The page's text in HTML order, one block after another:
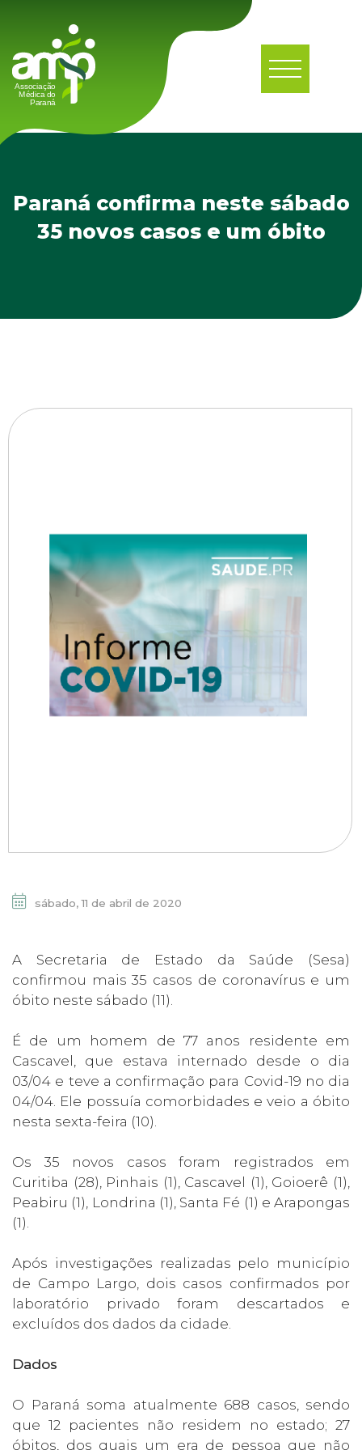
Paraná confirma neste sábado
35 novos casos e um óbito
sábado, 11 de abril de 2020
A Secretaria de Estado da Saúde (Sesa)
confirmou mais 35 casos de coronavírus e um
óbito neste sábado (11).
É de um homem de 77 anos residente em
Cascavel, que estava internado desde o dia
03/04 e teve a confirmação para Covid-19 no dia
04/04. Ele possuía comorbidades e veio a óbito
nesta sexta-feira (10).
Os 35 novos casos foram registrados em
Curitiba (28), Pinhais (1), Cascavel (1), Goioerê (1),
Peabiru (1), Londrina (1), Santa Fé (1) e Arapongas
(1).
Após investigações realizadas pelo município
de Campo Largo, dois casos confirmados por
laboratório privado foram descartados e
excluídos dos dados da cidade.
Dados
O Paraná soma atualmente 688 casos, sendo
que 12 pacientes não residem no estado; 27
óbitos, dos quais um era de pessoa que não